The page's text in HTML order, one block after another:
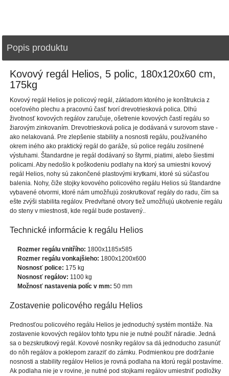
Popis produktu
Kovový regál Helios, 5 polic, 180x120x60 cm,
175kg
Kovový regál Helios je policový regál, základom ktorého je konštrukcia z
oceľového plechu a pracovnú časť tvorí drevotriesková polica. Dlhú
životnosť kovových regálov zaručuje, ošetrenie kovových častí regálu so
žiarovým zinkovaním. Drevotriesková polica je dodávaná v surovom stave -
ako nelakovaná. Pre zlepšenie stability a nosnosti regálu, používaného
okrem iného ako praktický regál do garáže, sú police regálu zosilnené
výstuhami. Štandardne je regál dodávaný so štyrmi, piatimi, alebo šiestimi
policami. Aby nedošlo k poškodeniu podlahy na ktorý sa umiestni kovový
regál Helios, nohy sú zakončené plastovými krytkami, ktoré sú súčasťou
balenia. Nohy, čiže stojky kovového policového regálu Helios sú štandardne
vybavené otvormi, ktoré nám umožňujú zoskrutkovať regály do radu, čím sa
ešte zvýši stabilita regálov. Predvŕtané otvory tiež umožňujú ukotvenie regálu
do steny v miestnosti, kde regál bude postavený..
Technické informácie k regálu Helios
Rozmer regálu vnitřího: 1800x1185x585
Rozmer regálu vonkajšieho: 1800x1200x600
Nosnosť police: 175 kg
Nosnosť regálov: 1100 kg
Možnosť nastavenia políc v mm: 50 mm
Zostavenie policového regálu Helios
Prednosťou policového regálu Helios je jednoduchý systém montáže. Na
zostavenie kovových regálov tohto typu nie je nutné použiť náradie. Jedná
sa o bezskrutkový regál. Kovové nosníky regálov sa dá jednoducho zasunúť
do nôh regálov a poklepom zaraziť do zámku. Podmienkou pre dodržanie
nosnosti a stability regálov Helios je rovná podlaha na ktorú regál postavíme.
Ak podlaha nie je v rovine, je nutné pod stojkami regálov umiestniť podložky